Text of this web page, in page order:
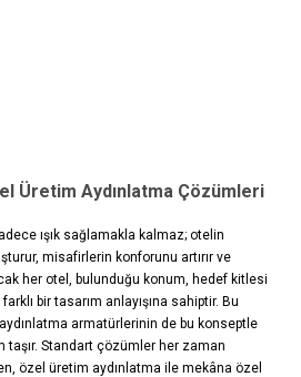
Üretim Aydınlatma Çözümleri
ışık sağlamakla kalmaz; otelin
misafirlerin konforunu artırır ve
her otel, bulunduğu konum, hedef kitlesi
bir tasarım anlayışına sahiptir. Bu
armatürlerinin de bu konseptle
taşır. Standart çözümler her zaman
özel üretim aydınlatma ile mekâna özel